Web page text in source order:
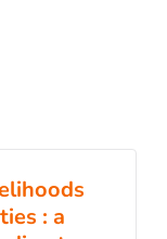
: a